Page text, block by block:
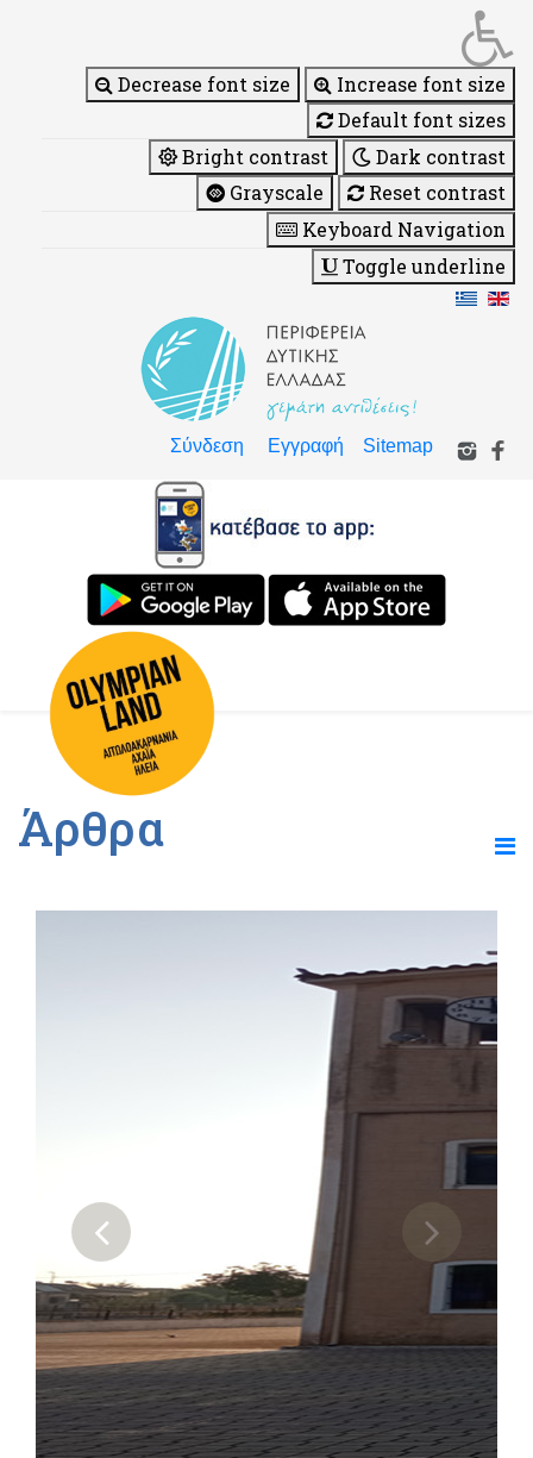
Decrease font size
Increase font size
Default font sizes
Bright contrast
Dark contrast
Grayscale
Reset contrast
Keyboard Navigation
Toggle underline
Σύνδεση Εγγραφή Sitemap
Άρθρα